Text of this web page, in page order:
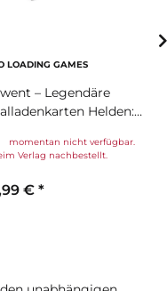
LOADING GAMES
– Legendäre
Helden:
momentan nicht verfügbar.
Verlag nachbestellt.
€ *